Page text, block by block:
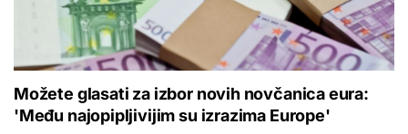
Možete glasati za izbor novih novčanica eura:
'Među najopipljivijim su izrazima Europe'